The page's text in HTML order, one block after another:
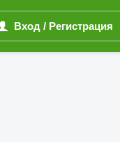
Вход / Регистрация